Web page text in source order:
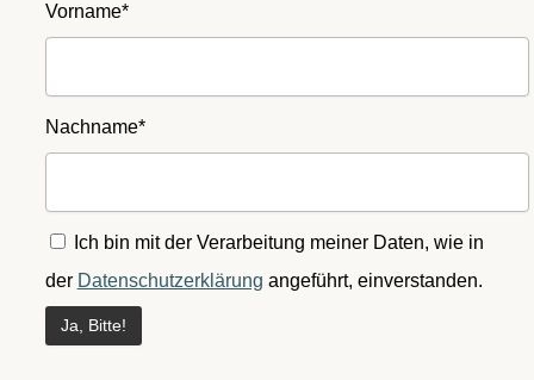
Vorname*
Nachname*
Ich bin mit der Verarbeitung meiner Daten, wie in
der Datenschutzerklärung angeführt, einverstanden.